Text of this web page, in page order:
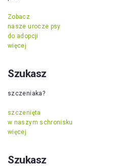
Zobacz
nasze urocze psy
do adopcji
więcej
Szukasz
szczeniaka?
szczenięta
w naszym schronisku
więcej
Szukasz